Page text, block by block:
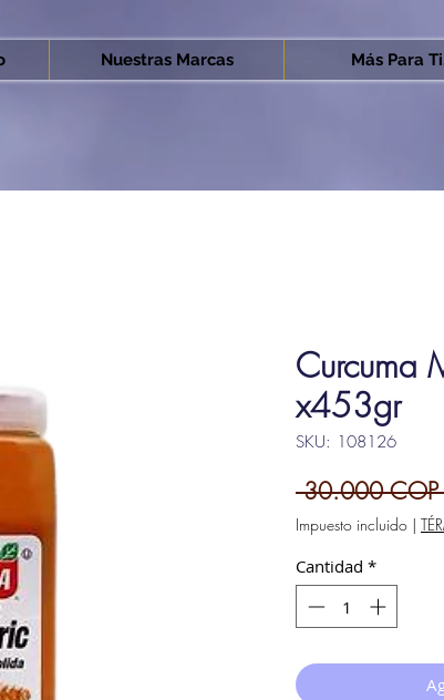
Nuestras Marcas Más Para
Curcuma
x453gr
SKU: 108126
30.000
Impuesto incluido |
Cantidad *